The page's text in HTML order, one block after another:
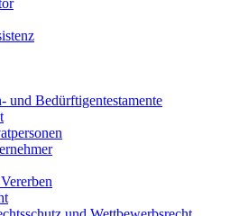
und Bedürftigentestamente